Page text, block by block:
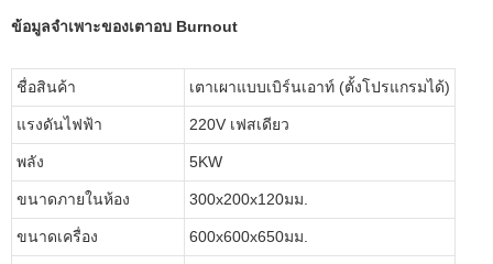
ข้อมูลจำเพาะของเตาอบ Burnout
ชื่อสินค้า เตาเผาแบบเบิร์นเอาท์ (ตั้งโปรแกรมได้)
แรงดันไฟฟ้า 220V เฟสเดียว
พลัง 5KW
ขนาดภายในห้อง 300x200x120มม.
ขนาดเครื่อง 600x600x650มม.